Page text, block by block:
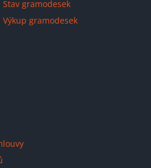
Stav gramodesek
Výkup gramodesek